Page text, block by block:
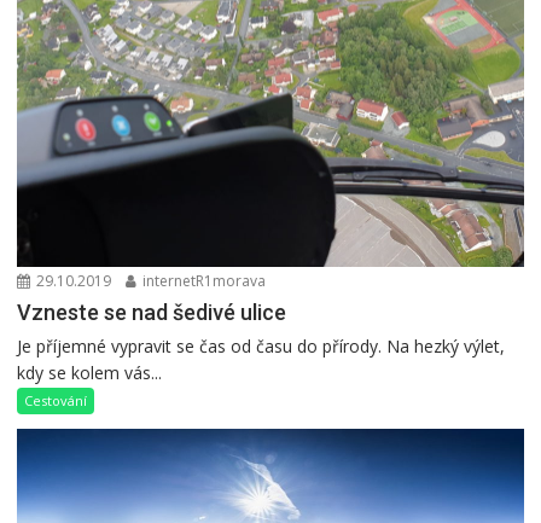
29.10.2019 internetR1morava
Vzneste se nad šedivé ulice
Je příjemné vypravit se čas od času do přírody. Na hezký výlet,
kdy se kolem vás...
Cestování